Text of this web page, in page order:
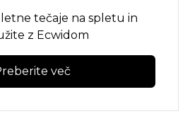
tečaje na spletu in
z Ecwidom
več